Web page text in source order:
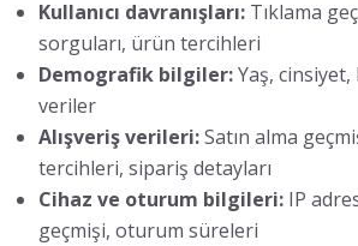
Kullanıcı davranışları: Tıklama
sorguları, ürün tercihleri
Demografik bilgiler:Yaş,
veriler
Alışveriş verileri:Satın alma
tercihleri, sipariş detayları
Cihaz ve oturum bilgileri: IP
geçmişi, oturum süreleri